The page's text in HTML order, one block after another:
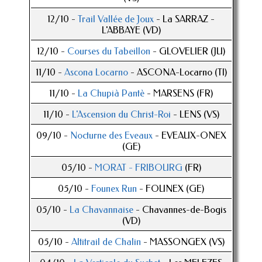
12/10 - Trail Vallée de Joux - La SARRAZ -
L'ABBAYE (VD)
12/10 - Courses du Tabeillon - GLOVELIER (JU)
11/10 - Ascona Locarno- ASCONA-Locarno (TI)
11/10 - La Chupià Pantè - MARSENS (FR)
11/10 - L'Ascension du Christ-Roi - LENS (VS)
09/10 - Nocturne des Eveaux- EVEAUX-ONEX
(GE)
05/10 - MORAT - FRIBOURG (FR)
05/10 - Founex Run - FOUNEX (GE)
05/10 - La Chavannaise- Chavannes-de-Bogis
(VD)
05/10 - Altitrail de Chalin - MASSONGEX (VS)